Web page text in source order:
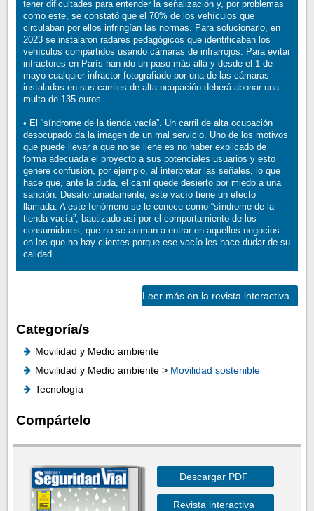
tener dificultades para entender la señalización y, por problemas
como este, se constató que el 70% de los vehículos que
circulaban por ellos infringían las normas. Para solucionarlo, en
2023 se instalaron radares pedagógicos que identificaban los
vehículos compartidos usando cámaras de infrarrojos. Para evitar
infractores en París han ido un paso más allá y desde el 1 de
mayo cualquier infractor fotografiado por una de las cámaras
instaladas en sus carriles de alta ocupación deberá abonar una
multa de 135 euros.
• El “síndrome de la tienda vacía”. Un carril de alta ocupación
desocupado da la imagen de un mal servicio. Uno de los motivos
que puede llevar a que no se llene es no haber explicado de
forma adecuada el proyecto a sus potenciales usuarios y esto
genere confusión, por ejemplo, al interpretar las señales, lo que
hace que, ante la duda, el carril quede desierto por miedo a una
sanción. Desafortunadamente, este vacío tiene un efecto
llamada. A este fenómeno se le conoce como “síndrome de la
tienda vacía”, bautizado así por el comportamiento de los
consumidores, que no se animan a entrar en aquellos negocios
en los que no hay clientes porque ese vacío les hace dudar de su
calidad.
Leer más en la revista interactiva
Categoría/s
Movilidad y Medio ambiente
Movilidad y Medio ambiente > Movilidad sostenible
Tecnología
Compártelo
Descargar PDF
Revista interactiva